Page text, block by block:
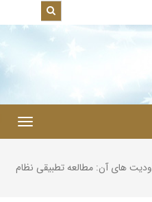
های آن: مطالعه تطبیقی نظام